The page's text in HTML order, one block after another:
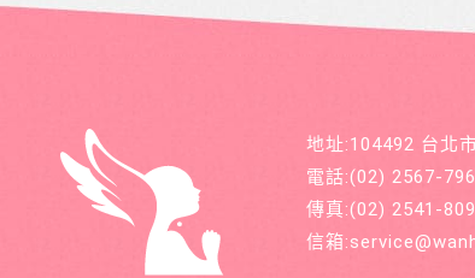
地址:104492 台北
電話:(02) 2567-
傳真:(02) 2541-
信箱: